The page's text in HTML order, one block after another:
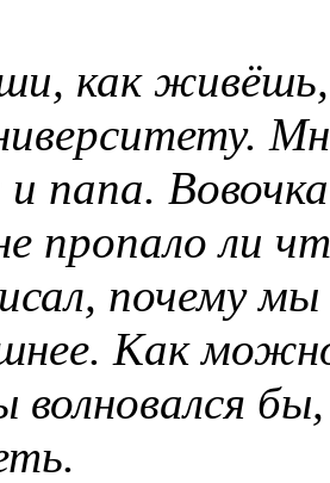
как живёшь,
папа.
пропало ли
почему мы
Как
волновался